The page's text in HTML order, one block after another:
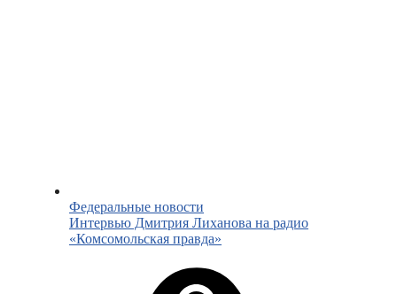
Федеральные новости
Интервью Дмитрия Лиханова на радио
«Комсомольская правда»